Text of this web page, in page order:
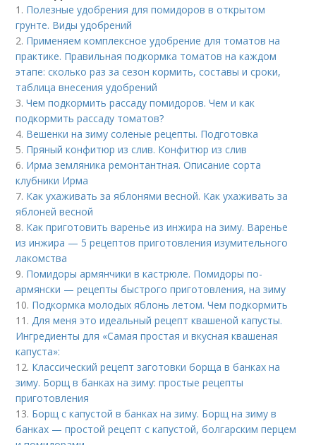
1. Полезные удобрения для помидоров в открытом
грунте. Виды удобрений
2. Применяем комплексное удобрение для томатов на
практике. Правильная подкормка томатов на каждом
этапе: сколько раз за сезон кормить, составы и сроки,
таблица внесения удобрений
3.Чем подкормить рассаду помидоров. Чем и как
подкормить рассаду томатов?
4. Вешенки на зиму соленые рецепты. Подготовка
5. Пряный конфитюр из слив. Конфитюр из слив
6. Ирма земляника ремонтантная. Описание сорта
клубники Ирма
7. Как ухаживать за яблонями весной. Как ухаживать за
яблоней весной
8. Как приготовить варенье из инжира на зиму. Варенье
из инжира — 5 рецептов приготовления изумительного
лакомства
9. Помидоры армянчики в кастрюле. Помидоры по-
армянски — рецепты быстрого приготовления, на зиму
10. Подкормка молодых яблонь летом. Чем подкормить
11. Для меня это идеальный рецепт квашеной капусты.
Ингредиенты для «Самая простая и вкусная квашеная
капуста»:
12. Классический рецепт заготовки борща в банках на
зиму. Борщ в банках на зиму: простые рецепты
приготовления
13. Борщ с капустой в банках на зиму. Борщ на зиму в
банках — простой рецепт с капустой, болгарским перцем